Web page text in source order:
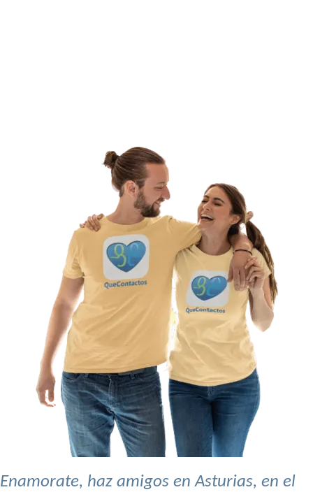
Enamorate, haz amigos en Asturias, en el